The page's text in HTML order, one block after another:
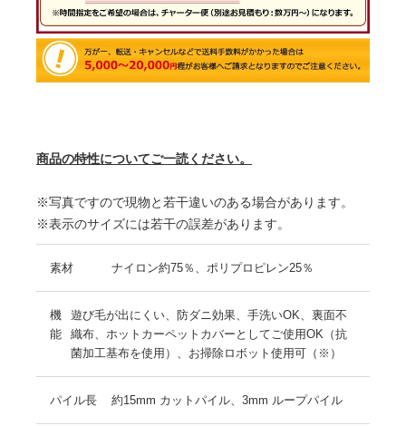
商品の特性についてご一読ください。
※写真ですので現物と若干違いのある場合があります。
※表示のサイズには若干の誤差があります。
素材 ナイロン約75％、ポリプロピレン25％
機
能
遊び毛が出にくい、防ダニ効果、手洗いOK、裏面不
織布、ホットカーペットカバーとしてご使用OK（抗
菌加工基布を使用）、お掃除ロボット使用可（※）
パイル長 約15mm カットパイル、3mm ループパイル